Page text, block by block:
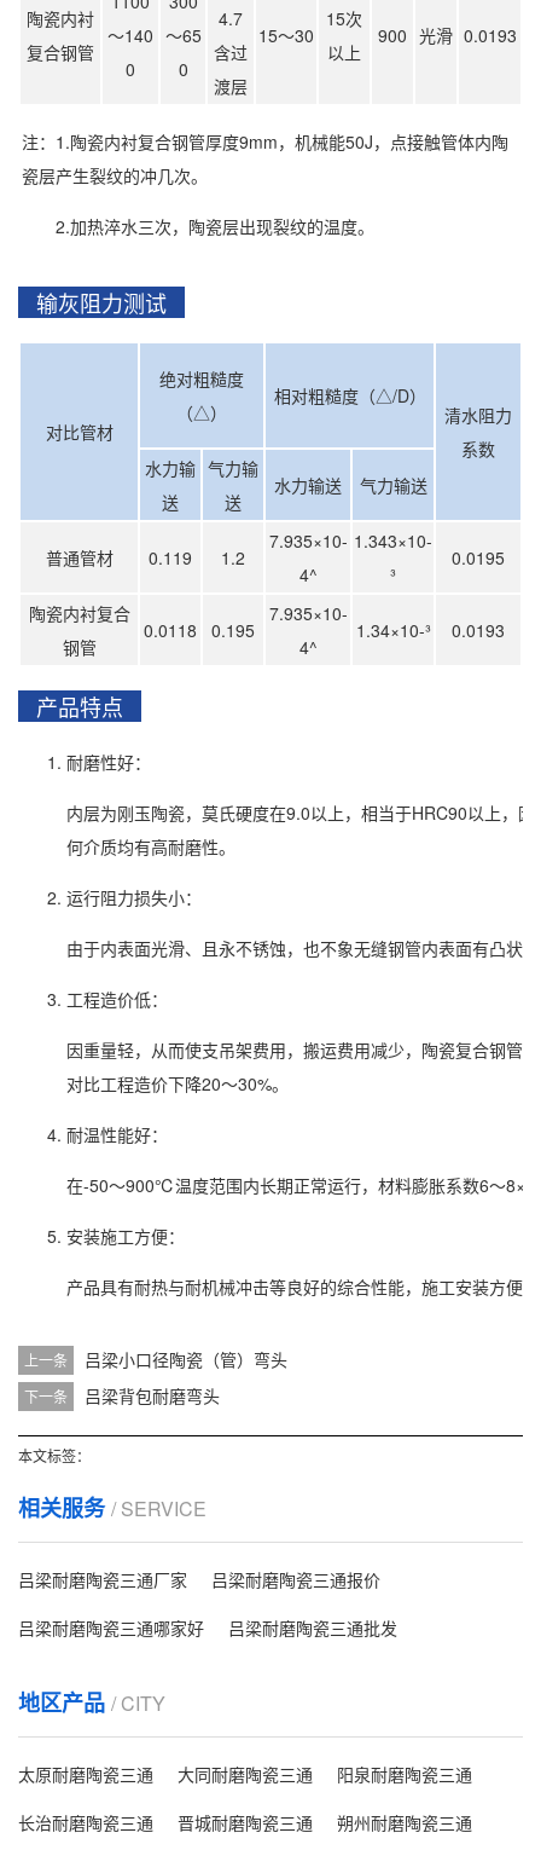
陶瓷内衬
复合钢管
～140
0
～65
0
4.7
含过
渡层
15～30
15次
以上
900 光滑 0.0193
注：1.陶瓷内衬复合钢管厚度9mm，机械能50J，点接触管体内陶
瓷层产生裂纹的冲几次。
2.加热淬水三次，陶瓷层出现裂纹的温度。
输灰阻力测试
对比管材
绝对粗糙度
（△）
相对粗糙度（△/D）
清水阻力
系数
水力输
送
气力输
送
水力输送 气力输送
普通管材 0.119 1.2
7.935×10-
4^
1.343×10-
³
0.0195
陶瓷内衬复合
钢管
0.0118 0.195
7.935×10-
4^
1.34×10-³ 0.0193
产品特点
耐磨性好：
内层为刚玉陶瓷，莫氏硬度在9.0以上，相当于HRC90以上，
何介质均有高耐磨性。
运行阻力损失小：
由于内表面光滑、且永不锈蚀，也不象无缝钢管内表面有凸状
工程造价低：
因重量轻，从而使支吊架费用，搬运费用减少，陶瓷复合钢管
对比工程造价下降20～30%。
耐温性能好：
在-50～900℃温度范围内长期正常运行，材料膨胀系数6～
安装施工方便：
产品具有耐热与耐机械冲击等良好的综合性能，施工安装方便
上一条 吕梁小口径陶瓷（管）弯头
下一条 吕梁背包耐磨弯头
本文标签：
相关服务/ SERVICE
吕梁耐磨陶瓷三通厂家
吕梁耐磨陶瓷三通报价
吕梁耐磨陶瓷三通哪家好
吕梁耐磨陶瓷三通批发
地区产品 / CITY
太原耐磨陶瓷三通 大同耐磨陶瓷三通
阳泉耐磨陶瓷三通
长治耐磨陶瓷三通
晋城耐磨陶瓷三通
朔州耐磨陶瓷三通